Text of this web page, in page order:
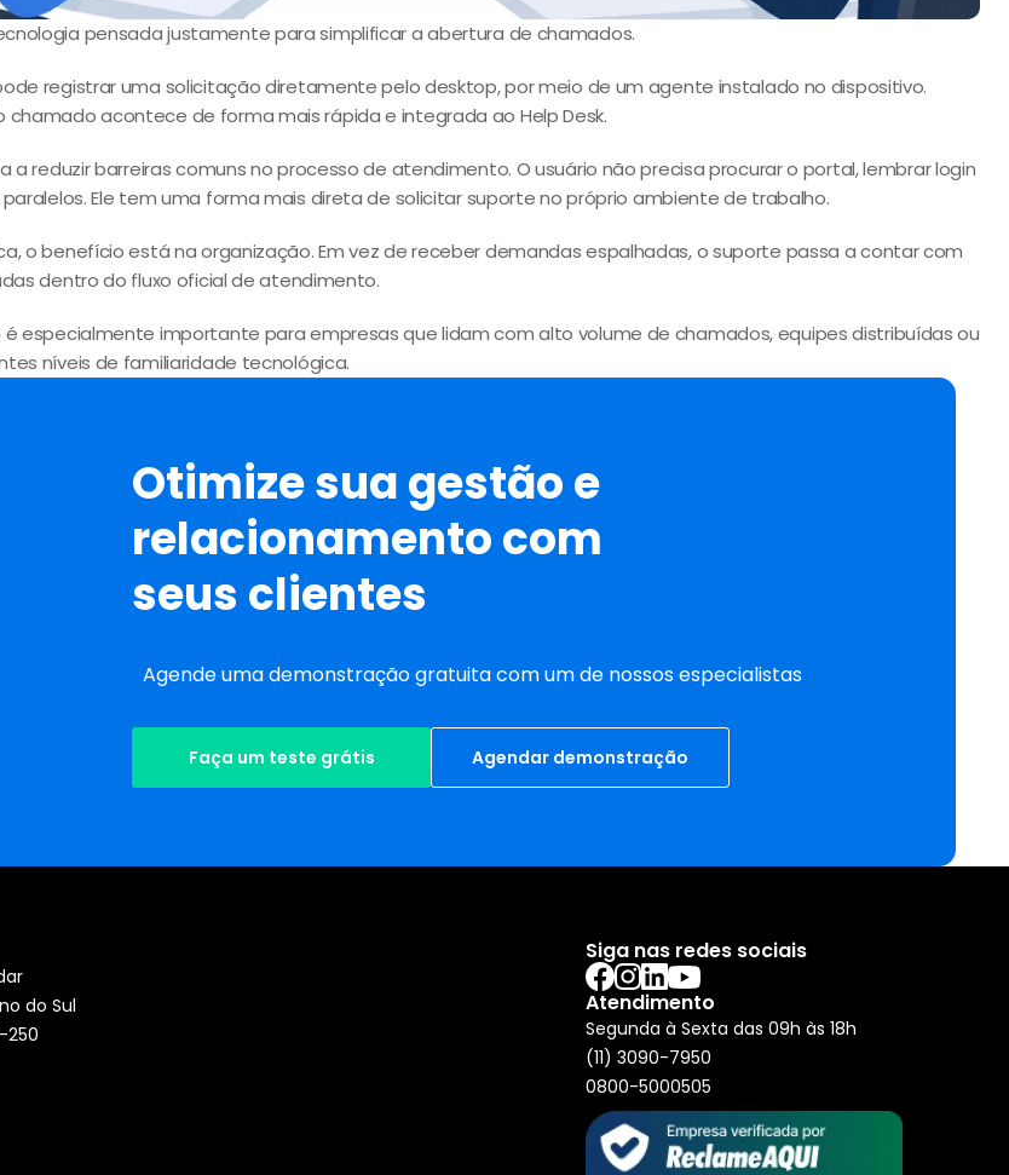
pensada justamente para simplificar a abertura de chamados.
registrar uma solicitação diretamente pelo desktop, por meio de um agente instalado no dispositivo.
chamado acontece de forma mais rápida e integrada ao Help Desk.
a reduzir barreiras comuns no processo de atendimento. O usuário não precisa procurar o portal, lembrar login
Ele tem uma forma mais direta de solicitar suporte no próprio ambiente de trabalho.
o benefício está na organização. Em vez de receber demandas espalhadas, o suporte passa a contar com
dentro do fluxo oficial de atendimento.
é especialmente importante para empresas que lidam com alto volume de chamados, equipes distribuídas ou
níveis de familiaridade tecnológica.
Faça um teste grátis Agendar demonstração
Otimize sua gestão e
relacionamento com
seus clientes
Agende uma demonstração gratuita com um de nossos especialistas
do Sul
250
Siga nas redes sociais
Atendimento
Segunda à Sexta das 09h às 18h
(11) 3090-7950
0800-5000505